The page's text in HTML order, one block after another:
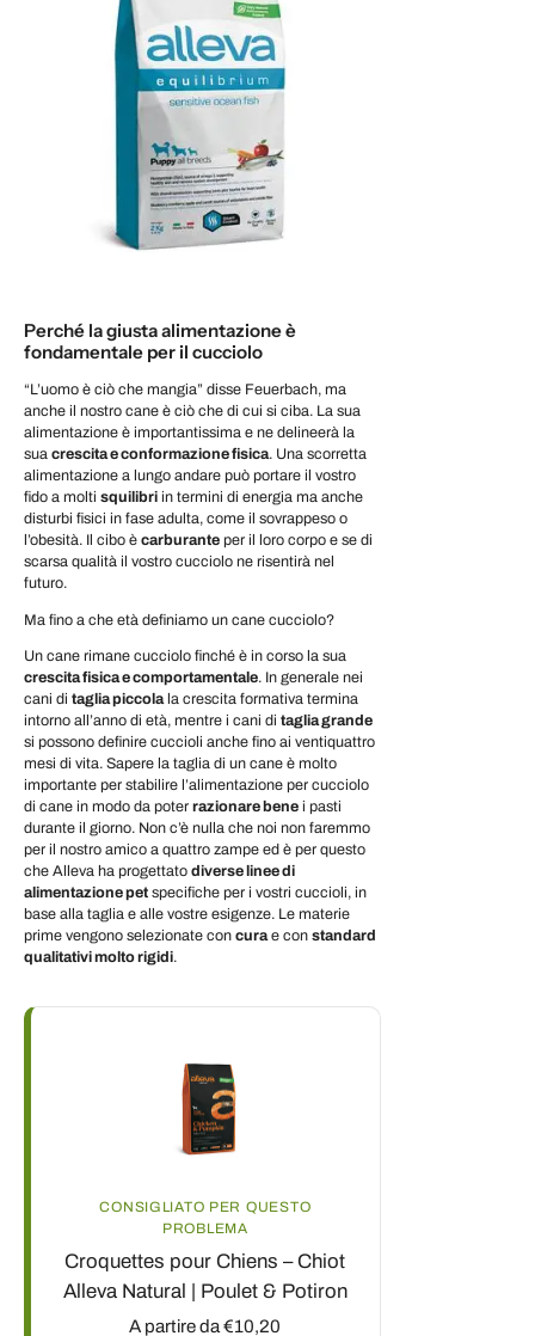
Perché la giusta alimentazione è
fondamentale per il cucciolo
“L’uomo è ciò che mangia” disse Feuerbach, ma
anche il nostro cane è ciò che di cui si ciba. La sua
alimentazione è importantissima e ne delineerà la
sua crescita e conformazione fisica. Una scorretta
alimentazione a lungo andare può portare il vostro
fido a molti squilibri in termini di energia ma anche
disturbi fisici in fase adulta, come il sovrappeso o
l’obesità. Il cibo è carburante per il loro corpo e se di
scarsa qualità il vostro cucciolo ne risentirà nel
futuro.
Ma fino a che età definiamo un cane cucciolo?
Un cane rimane cucciolo finché è in corso la sua
crescita fisica e comportamentale. In generale nei
cani di taglia piccolala crescita formativa termina
intorno all’anno di età, mentre i cani di taglia grande
si possono definire cuccioli anche fino ai ventiquattro
mesi di vita. Sapere la taglia di un cane è molto
importante per stabilire l’alimentazione per cucciolo
di cane in modo da poter razionare bene i pasti
durante il giorno. Non c’è nulla che noi non faremmo
per il nostro amico a quattro zampe ed è per questo
che Alleva ha progettato diverse linee di
alimentazione pet specifiche per i vostri cuccioli, in
base alla taglia e alle vostre esigenze. Le materie
prime vengono selezionate con curae con standard
qualitativi molto rigidi.
CONSIGLIATO PER QUESTO
PROBLEMA
Croquettes pour Chiens – Chiot
Alleva Natural | Poulet & Potiron
A partire da €10,20